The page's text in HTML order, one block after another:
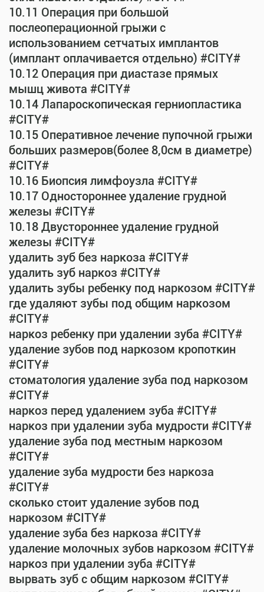
10.11 Операция при большой
послеоперационной грыжи с
использованием сетчатых имплантов
(имплант оплачивается отдельно) #CITY#
10.12 Операция при диастазе прямых
мышц живота #CITY#
10.14 Лапароскопическая герниопластика
#CITY#
10.15 Оперативное лечение пупочной грыжи
больших размеров(более 8,0см в диаметре)
#CITY#
10.16 Биопсия лимфоузла #CITY#
10.17 Одностороннее удаление грудной
железы #CITY#
10.18 Двустороннее удаление грудной
железы #CITY#
удалить зуб без наркоза #CITY#
удалить зуб наркоз #CITY#
удалить зубы ребенку под наркозом #CITY#
где удаляют зубы под общим наркозом
#CITY#
наркоз ребенку при удалении зуба #CITY#
удаление зубов под наркозом кропоткин
#CITY#
стоматология удаление зуба под наркозом
#CITY#
наркоз перед удалением зуба #CITY#
наркоз при удалении зуба мудрости #CITY#
удаление зуба под местным наркозом
#CITY#
удаление зуба мудрости без наркоза
#CITY#
сколько стоит удаление зубов под
наркозом #CITY#
удаление зуба без наркоза #CITY#
удаление молочных зубов наркозом #CITY#
наркоз при удалении зуба #CITY#
вырвать зуб с общим наркозом #CITY#